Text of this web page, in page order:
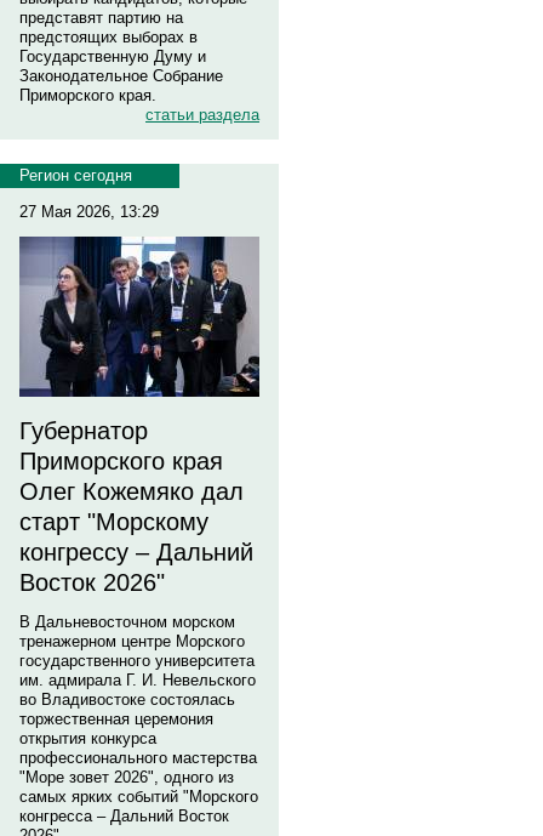
представят партию на
предстоящих выборах в
Государственную Думу и
Законодательное Собрание
Приморского края.
статьи раздела
Регион сегодня
27 Мая 2026, 13:29
Губернатор
Приморского края
Олег Кожемяко дал
старт "Морскому
конгрессу – Дальний
Восток 2026"
В Дальневосточном морском
тренажерном центре Морского
государственного университета
им. адмирала Г. И. Невельского
во Владивостоке состоялась
торжественная церемония
открытия конкурса
профессионального мастерства
"Море зовет 2026", одного из
самых ярких событий "Морского
конгресса – Дальний Восток